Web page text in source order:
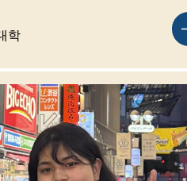
학